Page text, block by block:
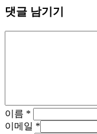
댓글 남기기
이름 *
이메일 *